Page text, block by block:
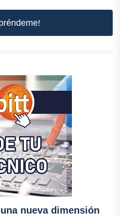
nueva dimensión